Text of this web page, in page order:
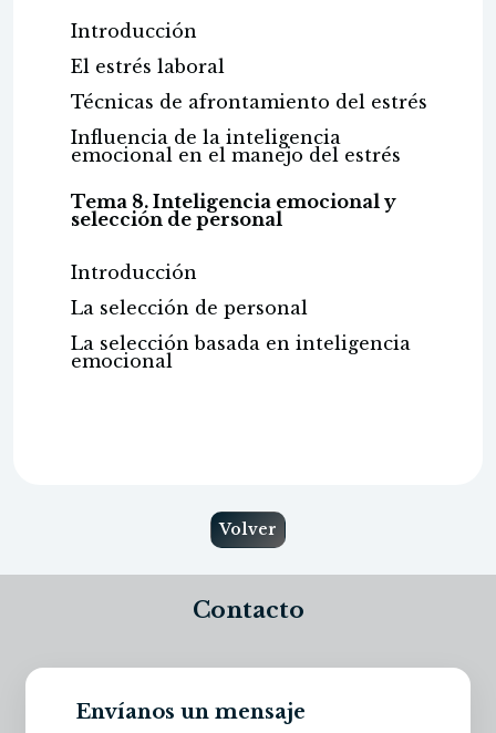
Introducción
El estrés laboral
Técnicas de afrontamiento del estrés
Influencia de la inteligencia
emocional en el manejo del estrés
Tema 8. Inteligencia emocional y
selección de personal
Introducción
La selección de personal
La selección basada en inteligencia
emocional
Volver
Contacto
Envíanos un mensaje